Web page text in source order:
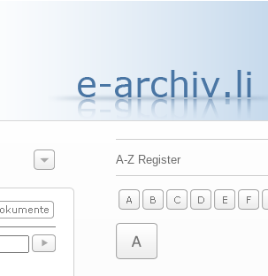
A-Z Register